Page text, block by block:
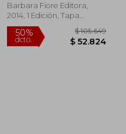
10%
dcto. $
Barbara Fiore Editora,
2014, 1 Edición, Tapa
Blanda, Nuevo